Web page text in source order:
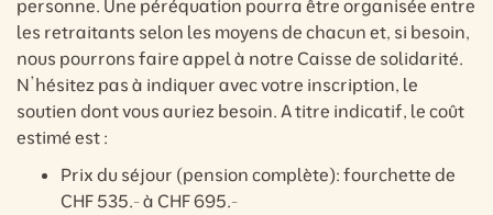
personne. Une péréquation pourra être organisée entre
les retraitants selon les moyens de chacun et, si besoin,
nous pourrons faire appel à notre Caisse de solidarité.
N’hésitez pas à indiquer avec votre inscription, le
soutien dont vous auriez besoin. A titre indicatif, le coût
estimé est :
Prix du séjour (pension complète): fourchette de
CHF 535.- à CHF 695.-